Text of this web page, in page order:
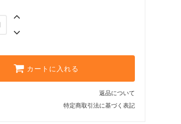
カートに入れる
返品について
特定商取引法に基づく表記